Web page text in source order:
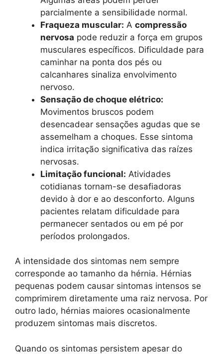
parcialmente a sensibilidade normal.
Fraqueza muscular: A compressão
nervosa pode reduzir a força em grupos
musculares específicos. Dificuldade para
caminhar na ponta dos pés ou
calcanhares sinaliza envolvimento
nervoso.
Sensação de choque elétrico:
Movimentos bruscos podem
desencadear sensações agudas que se
assemelham a choques. Esse sintoma
indica irritação significativa das raízes
nervosas.
Limitação funcional: Atividades
cotidianas tornam-se desafiadoras
devido à dor e ao desconforto. Alguns
pacientes relatam dificuldade para
permanecer sentados ou em pé por
períodos prolongados.
A intensidade dos sintomas nem sempre
corresponde ao tamanho da hérnia. Hérnias
pequenas podem causar sintomas intensos se
comprimirem diretamente uma raiz nervosa. Por
outro lado, hérnias maiores ocasionalmente
produzem sintomas mais discretos.
Quando os sintomas persistem apesar do